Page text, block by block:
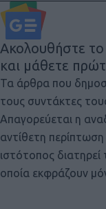
Ακολουθήστε το
και μάθετε
Τα άρθρα που
τους συντάκτες
Απαγορεύεται η
αντίθετη
ιστότοπος
οποία εκφράζουν